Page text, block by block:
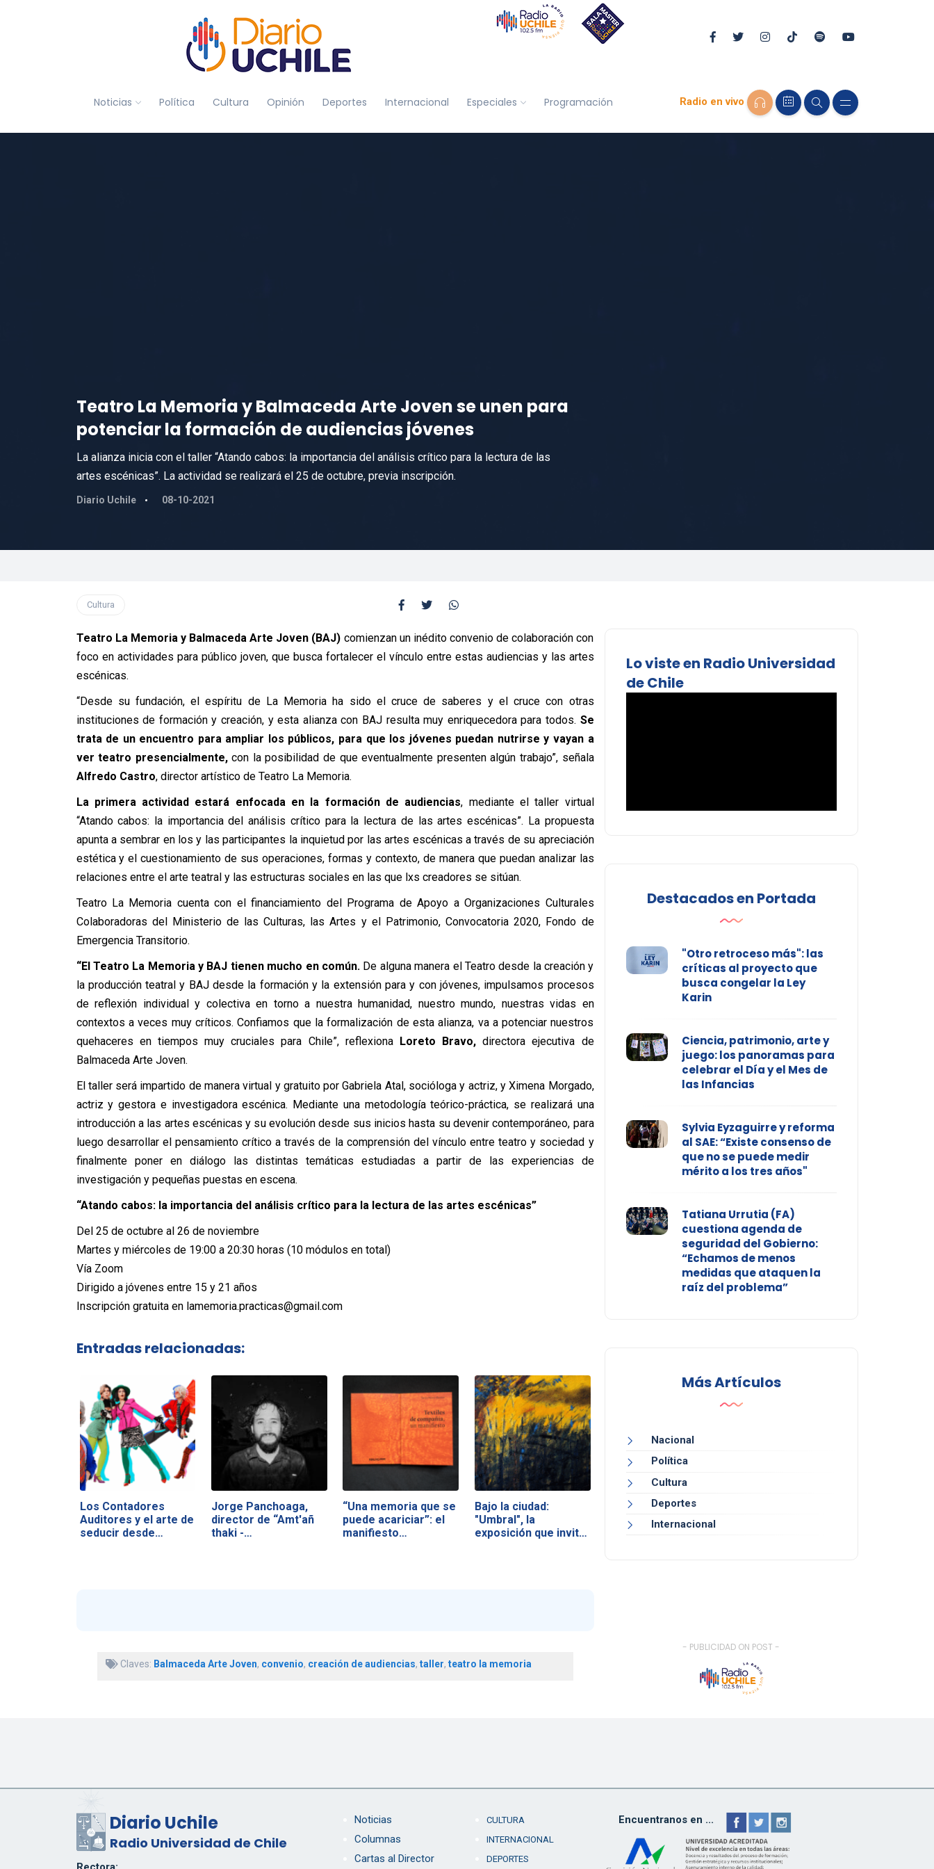
Noticias Política Cultura Opinión Deportes Internacional Especiales Programación Radio en vivo
Teatro La Memoria y Balmaceda Arte Joven se unen para
potenciar la formación de audiencias jóvenes
La alianza inicia con el taller “Atando cabos: la importancia del análisis crítico para la lectura de las
artes escénicas”. La actividad se realizará el 25 de octubre, previa inscripción.
Diario Uchile 08-10-2021
Cultura
Teatro La Memoria y Balmaceda Arte Joven (BAJ) comienzan un inédito convenio de colaboración con
foco en actividades para público joven, que busca fortalecer el vínculo entre estas audiencias y las artes
escénicas.
“Desde su fundación, el espíritu de La Memoria ha sido el cruce de saberes y el cruce con otras
instituciones de formación y creación, y esta alianza con BAJ resulta muy enriquecedora para todos. Se
trata de un encuentro para ampliar los públicos, para que los jóvenes puedan nutrirse y vayan a
ver teatro presencialmente,con la posibilidad de que eventualmente presenten algún trabajo”, señala
Alfredo Castro, director artístico de Teatro La Memoria.
La primera actividad estará enfocada en la formación de audiencias, mediante el taller virtual
“Atando cabos: la importancia del análisis crítico para la lectura de las artes escénicas”. La propuesta
apunta a sembrar en los y las participantes la inquietud por las artes escénicas a través de su apreciación
estética y el cuestionamiento de sus operaciones, formas y contexto, de manera que puedan analizar las
relaciones entre el arte teatral y las estructuras sociales en las que lxs creadores se sitúan.
Teatro La Memoria cuenta con el financiamiento del Programa de Apoyo a Organizaciones Culturales
Colaboradoras del Ministerio de las Culturas, las Artes y el Patrimonio, Convocatoria 2020, Fondo de
Emergencia Transitorio.
“El Teatro La Memoria y BAJ tienen mucho en común. De alguna manera el Teatro desde la creación y
la producción teatral y BAJ desde la formación y la extensión para y con jóvenes, impulsamos procesos
de reflexión individual y colectiva en torno a nuestra humanidad, nuestro mundo, nuestras vidas en
contextos a veces muy críticos. Confiamos que la formalización de esta alianza, va a potenciar nuestros
quehaceres en tiempos muy cruciales para Chile”, reflexiona Loreto Bravo, directora ejecutiva de
Balmaceda Arte Joven.
El taller será impartido de manera virtual y gratuito por Gabriela Atal, socióloga y actriz, y Ximena Morgado,
actriz y gestora e investigadora escénica. Mediante una metodología teórico-práctica, se realizará una
introducción a las artes escénicas y su evolución desde sus inicios hasta su devenir contemporáneo, para
luego desarrollar el pensamiento crítico a través de la comprensión del vínculo entre teatro y sociedad y
finalmente poner en diálogo las distintas temáticas estudiadas a partir de las experiencias de
investigación y pequeñas puestas en escena.
“Atando cabos: la importancia del análisis crítico para la lectura de las artes escénicas”
Del 25 de octubre al 26 de noviembre
Martes y miércoles de 19:00 a 20:30 horas (10 módulos en total)
Vía Zoom
Dirigido a jóvenes entre 15 y 21 años
Inscripción gratuita en lamemoria.practicas@gmail.com
Entradas relacionadas:
Los Contadores
Auditores y el arte de
seducir desde…
Jorge Panchoaga,
director de “Amt'añ
thaki -…
“Una memoria que se
puede acariciar”: el
manifiesto…
Bajo la ciudad:
"Umbral", la
exposición que invita
Claves: Balmaceda Arte Joven, convenio, creación de audiencias, taller, teatro la memoria
Lo viste en Radio Universidad
de Chile
Destacados en Portada
"Otro retroceso más": las
críticas al proyecto que
busca congelar la Ley
Karin
Ciencia, patrimonio, arte y
juego: los panoramas para
celebrar el Día y el Mes de
las Infancias
Sylvia Eyzaguirre y reforma
al SAE: “Existe consenso de
que no se puede medir
mérito a los tres años"
Tatiana Urrutia (FA)
cuestiona agenda de
seguridad del Gobierno:
“Echamos de menos
medidas que ataquen la
raíz del problema”
Más Artículos
Nacional
Política
Cultura
Deportes
Internacional
- PUBLICIDAD ON POST -
Diario Uchile
Radio Universidad de Chile
Noticias
Columnas
Cartas al Director
CULTURA
INTERNACIONAL
DEPORTES
Encuentranos en ...